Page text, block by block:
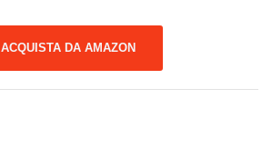
ACQUISTA DA AMAZON